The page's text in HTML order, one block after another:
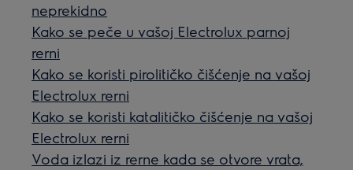
neprekidno
Kako se peče u vašoj Electrolux parnoj
rerni
Kako se koristi pirolitičko čišćenje na vašoj
Electrolux rerni
Kako se koristi katalitičko čišćenje na vašoj
Electrolux rerni
Voda izlazi iz rerne kada se otvore vrata,